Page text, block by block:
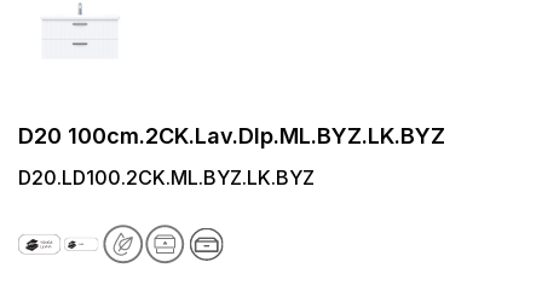
D20 100cm.2CK.Lav.Dlp.ML.BYZ.LK.BYZ
D20.LD100.2CK.ML.BYZ.LK.BYZ